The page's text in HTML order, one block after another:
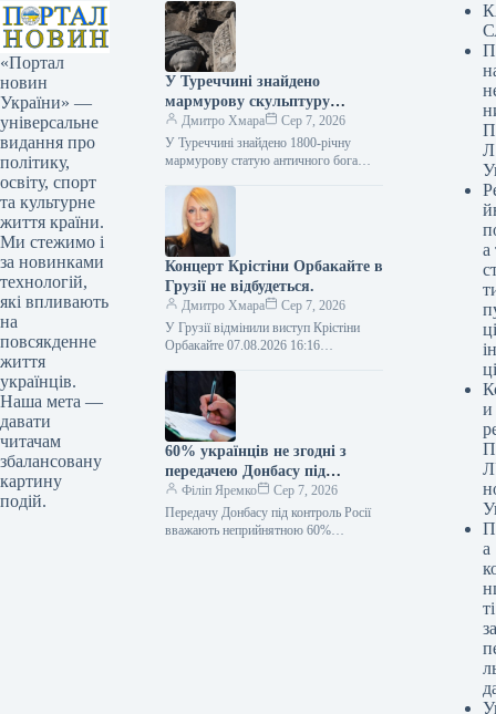
«Портал
новин
України» —
універсальне
видання про
політику,
освіту, спорт
та культурне
життя країни.
Ми стежимо і
за новинками
технологій,
які впливають
на
повсякденне
життя
українців.
Наша мета —
давати
читачам
збалансовану
картину
подій.
У Туреччині знайдено
мармурову скульптуру
давньогрецького божества
лікування, вік якої становить
1800 років.
Дмитро Хмара
Сер 7, 2026
У Туреччині знайдено 1800-річну
мармурову статую античного бога
Укрінформ У стародавньому місті
Аспендос, розташованому в
турецькій…
Концерт Крістіни Орбакайте в
Грузії не відбудеться.
Дмитро Хмара
Сер 7, 2026
У Грузії відмінили виступ Крістіни
Орбакайте 07.08.2026 16:16
Батумі припинили проведення
концерту російської виконавиці
Крістіни Орбакайте,…
60% українців не згодні з
передачею Донбасу під
контроль Росії
Філіп Яремко
Сер 7, 2026
Передачу Донбасу під контроль Росії
вважають неприйнятною 60%
Л
а
ці
и
а